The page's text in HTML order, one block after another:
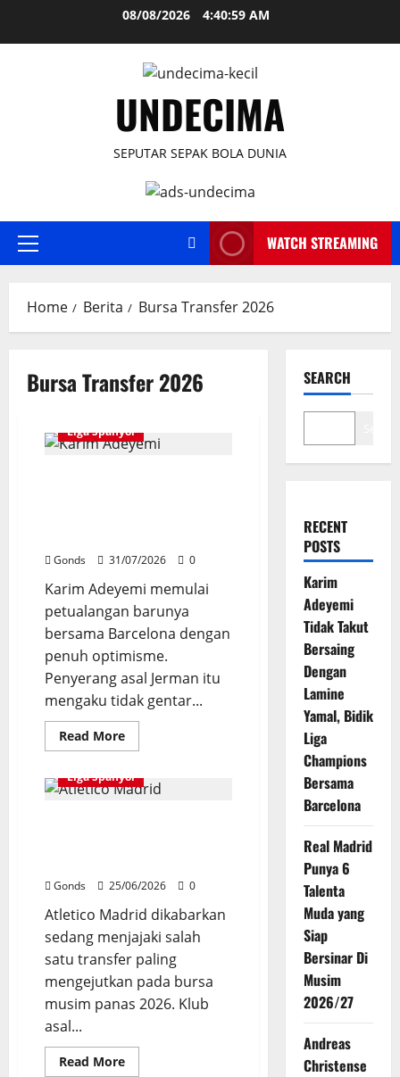
08/08/2026 4:41:00 AM
UNDECIMA
SEPUTAR SEPAK BOLA DUNIA
Primary
WATCH STREAMING
Home Berita Bursa Transfer 2026
Bursa Transfer 2026
Liga Spanyol
Gonds 31/07/2026 0
Karim Adeyemi memulai
petualangan barunya
bersama Barcelona dengan
penuh optimisme.
Penyerang asal Jerman itu
mengaku tidak gentar...
Read MoreRead
more
Adeyemi
Tidak
Liga
Bersama
Barcelona
Liga Spanyol
Gonds 25/06/2026 0
Atletico Madrid dikabarkan
sedang menjajaki salah
satu transfer paling
mengejutkan pada bursa
musim panas 2026. Klub
asal...
Read MoreRead
more
SEARCH
RECENT
POSTS
Karim
Adeyemi
Tidak Takut
Bersaing
Dengan
Lamine
Yamal, Bidik
Liga
Champions
Bersama
Barcelona
Real Madrid
Punya 6
Talenta
Muda yang
Siap
Bersinar Di
Musim
2026/27
Andreas
Christense